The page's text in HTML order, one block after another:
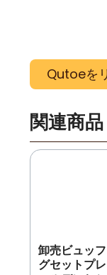
Qutoeを
関連商品
卸売ビュッ
グセットプ